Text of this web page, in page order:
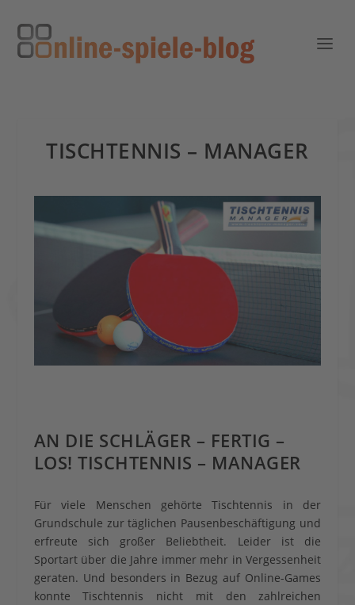
TISCHTENNIS – MANAGER
AN DIE SCHLÄGER – FERTIG –
LOS! TISCHTENNIS – MANAGER
Für viele Menschen gehörte Tischtennis in der
Grundschule zur täglichen Pausenbeschäftigung und
erfreute sich großer Beliebtheit. Leider ist die
Sportart über die Jahre immer mehr in Vergessenheit
geraten. Und besonders in Bezug auf Online-Games
konnte Tischtennis nicht mit den zahlreichen